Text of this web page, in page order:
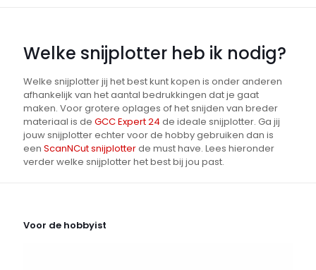
Welke snijplotter heb ik nodig?
Welke snijplotter jij het best kunt kopen is onder anderen
afhankelijk van het aantal bedrukkingen dat je gaat
maken. Voor grotere oplages of het snijden van breder
materiaal is de GCC Expert 24 de ideale snijplotter. Ga jij
jouw snijplotter echter voor de hobby gebruiken dan is
een ScanNCut snijplotterde must have. Lees hieronder
verder welke snijplotter het best bij jou past.
Voor de hobbyist